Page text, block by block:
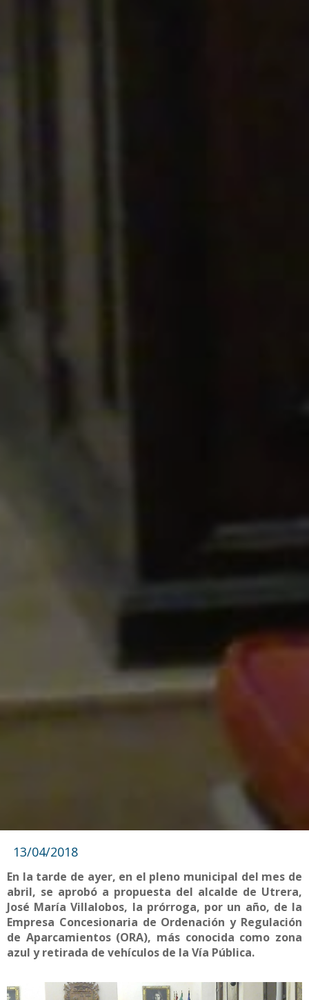
13/04/2018
En la tarde de ayer, en el pleno municipal del mes de
abril, se aprobó a propuesta del alcalde de Utrera,
José María Villalobos, la prórroga, por un año, de la
Empresa Concesionaria de Ordenación y Regulación
de Aparcamientos (ORA), más conocida como zona
azul y retirada de vehículos de la Vía Pública.